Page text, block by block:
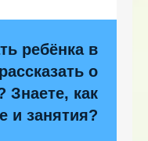
ребёнка в
о
Знаете, как
и занятия?